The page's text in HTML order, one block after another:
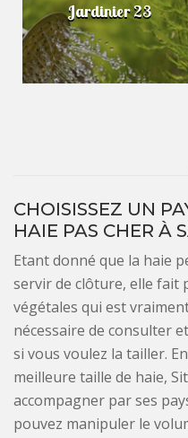
Jardinier 23
CHOISISSEZ UN
HAIE PAS CHER À
Etant donné que la haie
servir de clôture, elle fait
végétales qui est
nécessaire de consulter
si vous voulez la tailler.
meilleure taille de haie,
accompagner par ses
pouvez manipuler le